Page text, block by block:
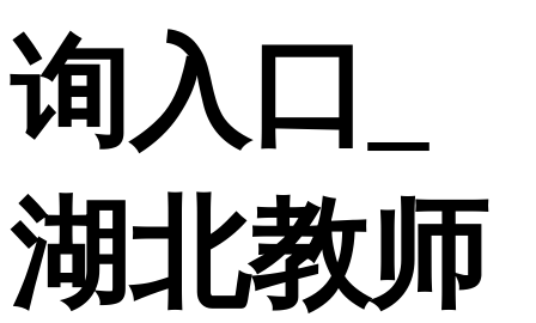
询入口_
湖北教师